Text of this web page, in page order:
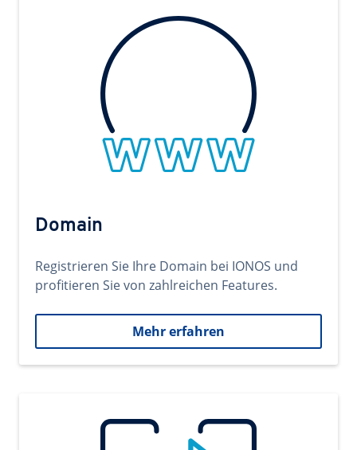
Domain
Registrieren Sie Ihre Domain bei IONOS und
profitieren Sie von zahlreichen Features.
Mehr erfahren